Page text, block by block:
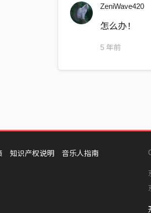
ZeniWave420
怎么办！
5 年前
知识产权说明
音乐人指南